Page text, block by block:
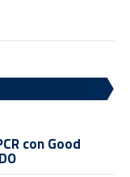
con Good